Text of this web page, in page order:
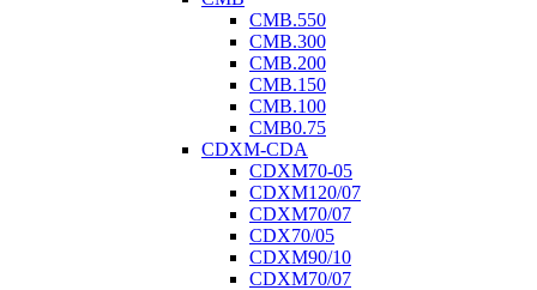
CMB.550
CMB.300
CMB.200
CMB.150
CMB.100
CMB0.75
CDXM-CDA
CDXM70-05
CDXM120/07
CDXM70/07
CDX70/05
CDXM90/10
CDXM70/07